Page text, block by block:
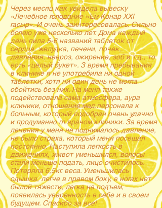
Через месяц как увидела вывеску
«Лечебное голодание «Ем Конар ХХI
гасыр». И очень заинтересовалась. Сильно
болею уже несколько лет. Дома каждый
день пила 5-6 названий таблеток от
сердца, желудка, печени, почек,
давления, невроз, ожирение, зоб и т.д., то
есть «целый букет». З время пребывания
в клинике я не употребила ни одной
таблетки, хотя ни один день не могла
обойтись без них. На меня также
подействовала сама атмосфера, аура
клиники, отношение мед.персонала к
больным, который подобран очень удачно
и продуманно гл.врачом клиники. За время
лечения у меня не поднималось давление,
не было страха, который меня посещал
постоянно. Наступила легкость в
движениях, живот уменьшился, волосы
стали меньше подать, лицо очистилось.
Потеряла 6,5кг. веса. Уменьшилась
одышка, легче в правом боку, в ногах нет
былой тяжести, легка на подъем,
появилась уверенность в себе и в своем
будущем. Спасибо за все!